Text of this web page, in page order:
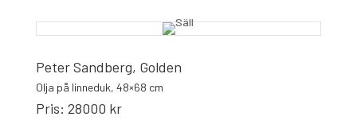
Peter Sandberg, Golden
Olja på linneduk, 48×68 cm
Pris: 28000 kr